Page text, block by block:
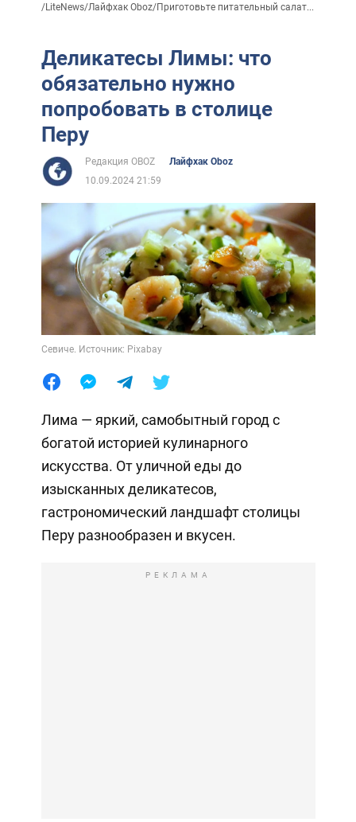
/LiteNews/Лайфхак Oboz/Приготовьте питательный салат...
Деликатесы Лимы: что
обязательно нужно
попробовать в столице
Перу
Редакция OBOZ
Лайфхак Oboz
10.09.2024 21:59
Севиче. Источник: Pixabay
Лима — яркий, самобытный город с
богатой историей кулинарного
искусства. От уличной еды до
изысканных деликатесов,
гастрономический ландшафт столицы
Перу разнообразен и вкусен.
РЕКЛАМА